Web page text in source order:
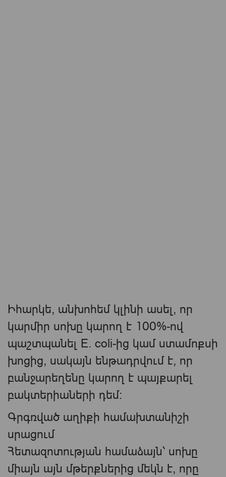
Իհարկե, անխոհեմ կլինի ասել, որ
կարմիր սոխը կարող է 100%-ով
պաշտպանել E. coli-ից կամ ստամոքսի
խոցից, սակայն ենթադրվում է, որ
բանջարեղենը կարող է պայքարել
բակտերիաների դեմ:
Գրգռված աղիքի համախտանիշի
սրացում
Հետազոտության համաձայն՝ սոխը
միայն այն մթերքներից մեկն է, որը